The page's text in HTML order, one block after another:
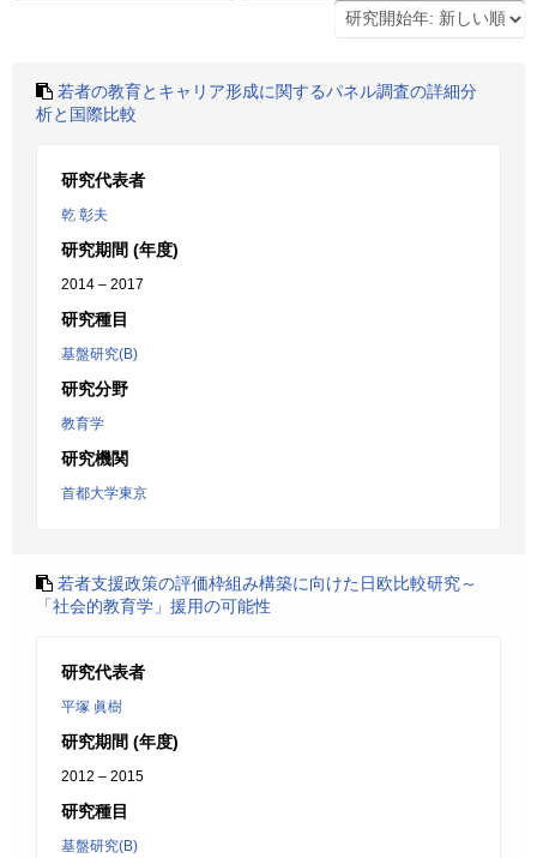
若者の教育とキャリア形成に関するパネル調査の詳細分
析と国際比較
研究代表者
乾 彰夫
研究期間 (年度)
2014 – 2017
研究種目
基盤研究(B)
研究分野
教育学
研究機関
首都大学東京
若者支援政策の評価枠組み構築に向けた日欧比較研究～
「社会的教育学」援用の可能性
研究代表者
平塚 眞樹
研究期間 (年度)
2012 – 2015
研究種目
基盤研究(B)